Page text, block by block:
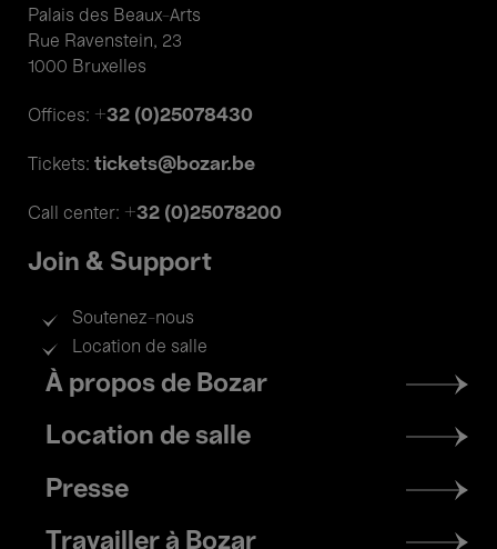
Palais des Beaux-Arts
Rue Ravenstein, 23
1000 Bruxelles
Offices: +32 (0)25078430
Tickets: tickets@bozar.be
Call center: +32 (0)25078200
Join & Support
Soutenez-nous
Location de salle
Footer
menu
À propos de Bozar
Location de salle
Presse
Travailler à Bozar